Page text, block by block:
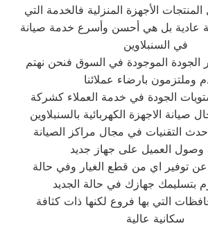
الأجهزة المنزلية فالخدمة التي
عادية بل هي أحسن وأسرع خدمة صيانة
في السنبلاوين
الجودة الموجودة في السوق فنحن نهتم
وملتزمون بارضاء عملائنا
الجودة في خدمة العملاء كشركة
الاجهزة الكهربائية بالسنبلاوين
التقنيات في مجال مراكز الصيانة
العميل على جهاز جديد
توفير اي من قطع الغيار وفي حالة
بتسليمك جهازك في حالة الجديد
التي بها فروع لكنها ذات كثافة
سكانية عالية